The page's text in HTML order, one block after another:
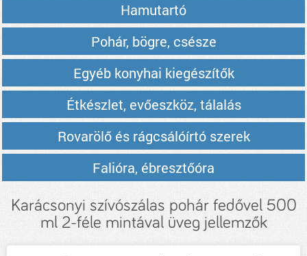
Hamutartó
Pohár, bögre, csésze
Egyéb konyhai kiegészítők
Étkészlet, evőeszköz, tálalás
Rovarölő és rágcsálóírtó szerek
Falióra, ébresztőóra
Karácsonyi szívószálas pohár fedővel 500
ml 2-féle mintával üveg jellemzők